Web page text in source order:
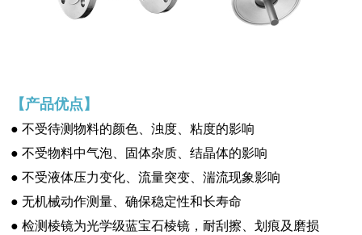
【产品优点 】
● 不受待测物料的颜色、浊度、粘度的影响
● 不受物料中气泡、固体杂质、结晶体的影响
● 不受液体压力变化、流量突变、湍流现象影响
● 无机械动作测量、确保稳定性和长寿命
● 检测棱镜为光学级蓝宝石棱镜，耐刮擦、划痕及磨损